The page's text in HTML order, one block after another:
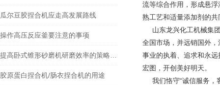
瓜尔豆胶捏合机应走高发展路线
操作高压反应釜要注意的事项
胶原蛋白捏合机/肠衣捏合机的用途
流等综合作用，形成悬
熟工艺和适量添加剂的
山东龙兴化工机械集
全国市场，并远销国外
事业的执着、追求和永
宏图，开创美好明天。
我们恪守“诚信服务，